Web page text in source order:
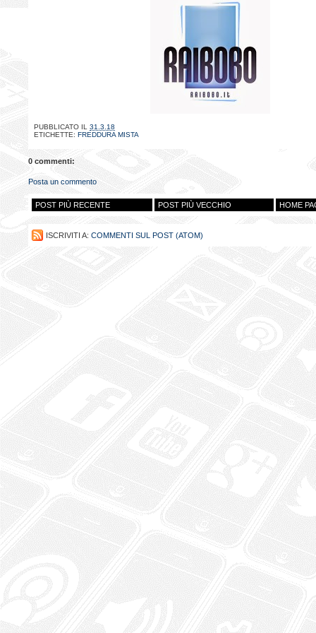
PUBBLICATO IL 31.3.18
ETICHETTE: FREDDURA MISTA
0 commenti:
Posta un commento
POST PIÙ RECENTE POST PIÙ VECCHIO HOME
ISCRIVITI A: COMMENTI SUL POST (ATOM)